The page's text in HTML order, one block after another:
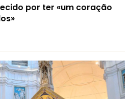
por ter «um coração